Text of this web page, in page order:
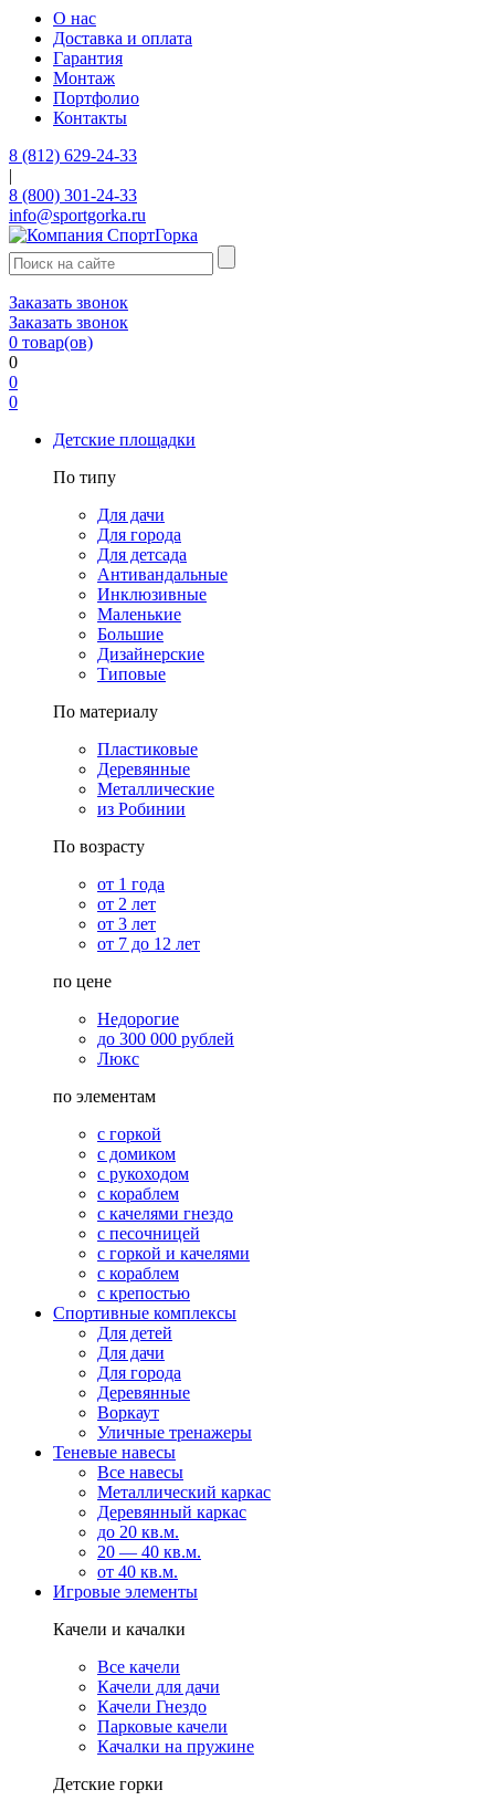
О нас
Доставка и оплата
Гарантия
Монтаж
Портфолио
Контакты
8 (812) 629-24-33
|
8 (800) 301-24-33
info@sportgorka.ru
Заказать звонок
Заказать звонок
0 товар(ов)
0
0
0
Детские площадки
По типу
Для дачи
Для города
Для детсада
Антивандальные
Инклюзивные
Маленькие
Большие
Дизайнерские
Типовые
По материалу
Пластиковые
Деревянные
Металлические
из Робинии
По возрасту
от 1 года
от 2 лет
от 3 лет
от 7 до 12 лет
по цене
Недорогие
до 300 000 рублей
Люкс
по элементам
с горкой
с домиком
с рукоходом
с кораблем
с качелями гнездо
с песочницей
с горкой и качелями
с кораблем
с крепостью
Спортивные комплексы
Для детей
Для дачи
Для города
Деревянные
Воркаут
Уличные тренажеры
Теневые навесы
Все навесы
Металлический каркас
Деревянный каркас
до 20 кв.м.
20 — 40 кв.м.
от 40 кв.м.
Игровые элементы
Качели и качалки
Все качели
Качели для дачи
Качели Гнездо
Парковые качели
Качалки на пружине
Детские горки